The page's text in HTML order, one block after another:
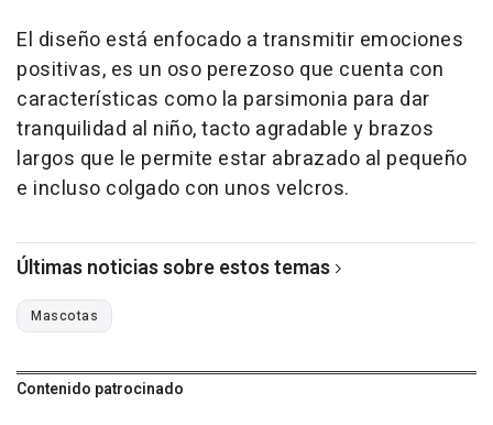
El diseño está enfocado a transmitir emociones
positivas, es un oso perezoso que cuenta con
características como la parsimonia para dar
tranquilidad al niño, tacto agradable y brazos
largos que le permite estar abrazado al pequeño
e incluso colgado con unos velcros.
Últimas noticias sobre estos temas
Mascotas
Contenido patrocinado